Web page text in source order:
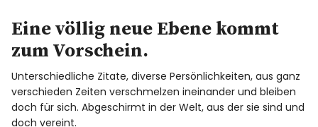
Eine völlig neue Ebene kommt
zum Vorschein.
Unterschiedliche Zitate, diverse Persönlichkeiten, aus ganz
verschieden Zeiten verschmelzen ineinander und bleiben
doch für sich. Abgeschirmt in der Welt, aus der sie sind und
doch vereint.